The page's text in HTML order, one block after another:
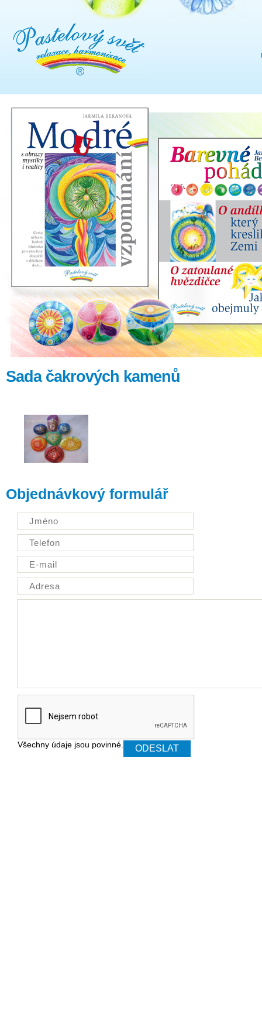
Sada čakrových kamenů
Objednávkový formulář
Všechny údaje jsou povinné.